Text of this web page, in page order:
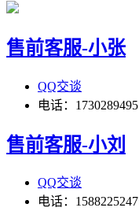
售前客服-小张
QQ交谈
电话：
售前客服-小刘
QQ交谈
电话：